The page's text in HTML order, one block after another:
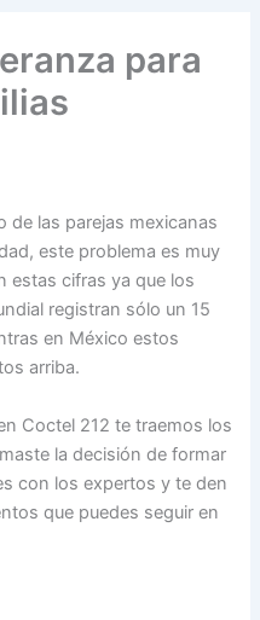
para
de las parejas mexicanas
este problema es muy
estas cifras ya que los
registran sólo un 15
en México estos
arriba.
Coctel 212 te traemos los
la decisión de formar
con los expertos y te den
que puedes seguir en